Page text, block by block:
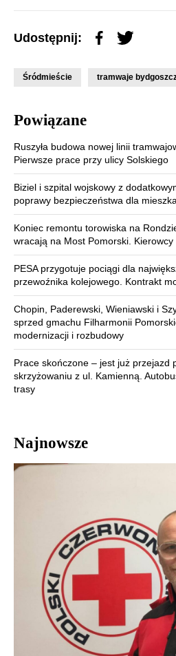
Udostępnij:
Śródmieście tramwaje
Powiązane
Ruszyła budowa nowej linii
Pierwsze prace przy ulicy Solskiego
Biziel i szpital wojskowy z
poprawy bezpieczeństwa dla
Koniec remontu torowiska na
wracają na Most Pomorski.
PESA przygotuje pociągi dla
przewoźnika kolejowego. Kontrakt
Chopin, Paderewski, Wieniawski i
sprzed gmachu Filharmonii
modernizacji i rozbudowy
Prace skończone – jest już przejazd
skrzyżowaniu z ul. Kamienną.
trasy
Najnowsze